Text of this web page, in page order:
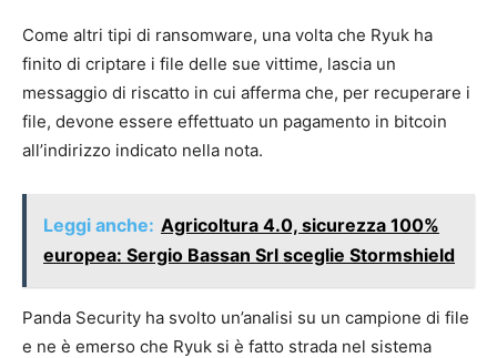
Come altri tipi di ransomware, una volta che Ryuk ha
finito di criptare i file delle sue vittime, lascia un
messaggio di riscatto in cui afferma che, per recuperare i
file, devone essere effettuato un pagamento in bitcoin
all’indirizzo indicato nella nota.
Leggi anche: Agricoltura 4.0, sicurezza 100%
europea: Sergio Bassan Srl sceglie Stormshield
Panda Security ha svolto un’analisi su un campione di file
e ne è emerso che Ryuk si è fatto strada nel sistema